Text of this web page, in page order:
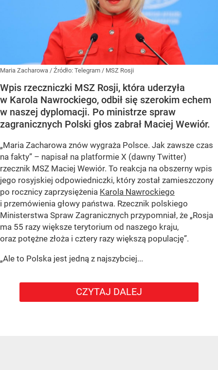
Maria Zacharowa / Źródło: Telegram / MSZ Rosji
Wpis rzeczniczki MSZ Rosji, która uderzyła
w Karola Nawrockiego, odbił się szerokim echem
w naszej dyplomacji. Po ministrze spraw
zagranicznych Polski głos zabrał Maciej Wewiór.
„Maria Zacharowa znów wygraża Polsce. Jak zawsze czas
na fakty” – napisał na platformie X (dawny Twitter)
rzecznik MSZ Maciej Wewiór. To reakcja na obszerny wpis
jego rosyjskiej odpowiedniczki, który został zamieszczony
po rocznicy zaprzysiężenia Karola Nawrockiego
i przemówienia głowy państwa. Rzecznik polskiego
Ministerstwa Spraw Zagranicznych przypomniał, że „Rosja
ma 55 razy większe terytorium od naszego kraju,
oraz potężne złoża i cztery razy większą populację”.
„Ale to Polska jest jedną z najszybciej...
CZYTAJ DALEJ